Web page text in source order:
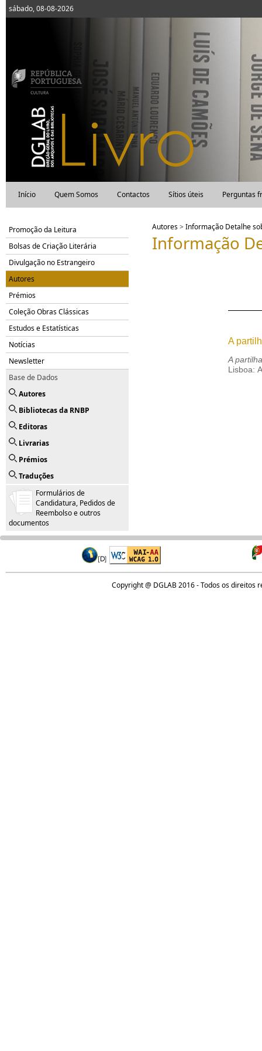
sábado, 08-08-2026
Início Quem Somos Contactos Sítios úteis Perguntas
Promoção da Leitura
Bolsas de Criação Literária
Divulgação no Estrangeiro
Autores
Prémios
Coleção Obras Clássicas
Estudos e Estatísticas
Notícias
Newsletter
Base de Dados
Autores
Bibliotecas da RNBP
Editoras
Livrarias
Prémios
Traduções
Formulários de
Candidatura, Pedidos de
Reembolso e outros
documentos
Autores>Informação Detalhe
Informação
A
A
Lisboa:
Copyright @ DGLAB 2016 - Todos os